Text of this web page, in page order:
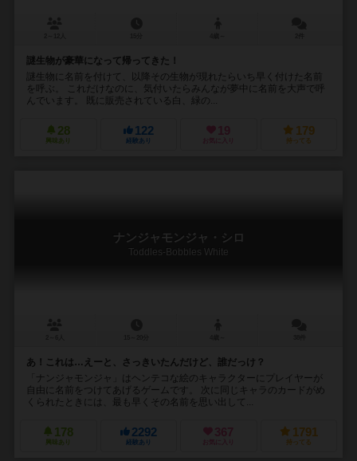
謎生物が豪華になって帰ってきた！
謎生物に名前を付けて、以降その生物が現れたらいち早く付けた名前
を呼ぶ。 これだけなのに、気付いたらみんなが夢中に名前を大声で呼
んでいます。 既に販売されている白、緑の...
28
興味あり
122
経験あり
19
お気に入り
179
持ってる
ナンジャモンジャ・シロ
Toddles-Bobbles White
あ！これは…えーと、さっきいたんだけど、誰だっけ？
「ナンジャモンジャ」はヘンテコな絵のキャラクターにプレイヤーが
自由に名前をつけてあげるゲームです。 次に同じキャラのカードがめ
くられたときには、最も早くその名前を思い出して...
178
興味あり
2292
経験あり
367
お気に入り
1791
持ってる